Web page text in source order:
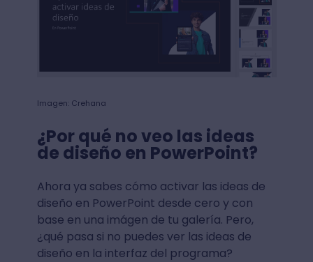
Imagen: Crehana
¿Por qué no veo las ideas
de diseño en PowerPoint?
Ahora ya sabes cómo activar las ideas de
diseño en PowerPoint desde cero y con
base en una imágen de tu galería. Pero,
¿qué pasa si no puedes ver las ideas de
diseño en la interfaz del programa?